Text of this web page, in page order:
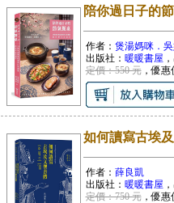
陪你過日子的
作者： 煲湯媽咪．
出版社： 暖暖書屋
定價：550 元，優惠
如何讀寫古埃
作者： 薛良凱
出版社： 暖暖書屋
定價：750 元，優惠